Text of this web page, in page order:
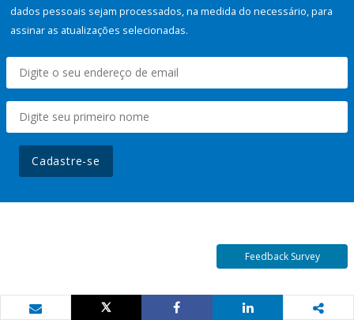
dados pessoais sejam processados, na medida do necessário, para
assinar as atualizações selecionadas.
Cadastre-se
Feedback Survey